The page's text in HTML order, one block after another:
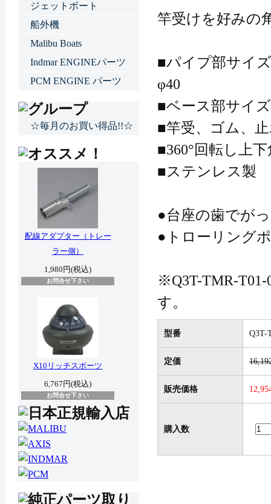
竿受けを好みの
■パイプ部サイ
φ40
■ベース部サイ
■竿受、ゴム、
■360°回転し上
■ステンレス製
●台座の歯でが
●トローリング
※Q3T-TMR-
す。
型番 Q3T-
定価
販売価格
購入数
ジェットボート
船外機
Malibu Boats
Indmar ENGINEパーツ
PCM ENGINE パーツ
☆毎月のお買い得品!!☆
配線アダプター（トレー
ラー側）
1,980円(税込)
お問合せ下さい
X10リッチスポーツ
6,767円(税込)
お問合せ下さい